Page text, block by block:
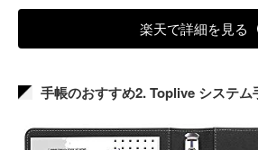
楽天で詳細を見る
手帳のおすすめ2. Toplive システム